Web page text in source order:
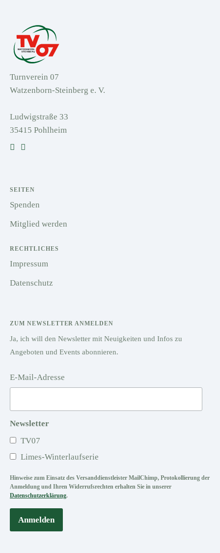
Turnverein 07
Watzenborn-Steinberg e. V.
Ludwigstraße 33
35415 Pohlheim
SEITEN
Spenden
Mitglied werden
RECHTLICHES
Impressum
Datenschutz
ZUM NEWSLETTER ANMELDEN
Ja, ich will den Newsletter mit Neuigkeiten und Infos zu
Angeboten und Events abonnieren.
E-Mail-Adresse
Newsletter
TV07
Limes-Winterlaufserie
Hinweise zum Einsatz des Versanddienstleister MailChimp, Protokollierung der
Anmeldung und Ihren Widerrufsrechten erhalten Sie in unserer
Datenschutzerklärung.